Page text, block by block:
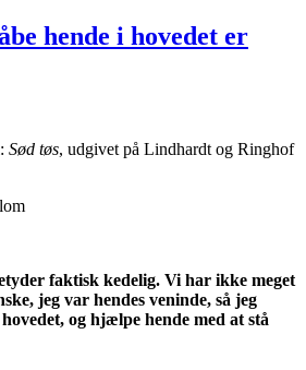
hende i hovedet er
Sød tøs, udgivet på Lindhardt og Ringhof
faktisk kedelig. Vi har ikke meget
jeg var hendes veninde, så jeg
og hjælpe hende med at stå